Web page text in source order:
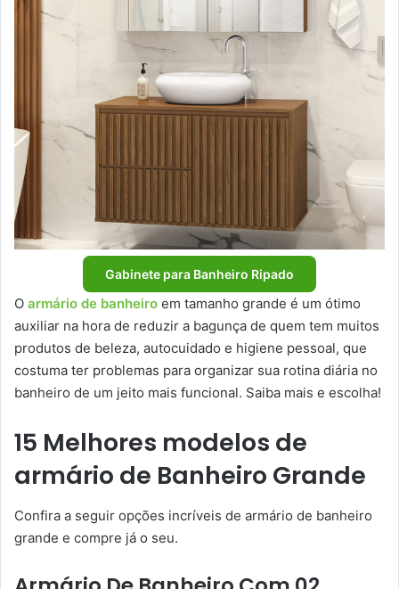
Gabinete para Banheiro Ripado
O armário de banheiro em tamanho grande é um ótimo
auxiliar na hora de reduzir a bagunça de quem tem muitos
produtos de beleza, autocuidado e higiene pessoal, que
costuma ter problemas para organizar sua rotina diária no
banheiro de um jeito mais funcional. Saiba mais e escolha!
15 Melhores modelos de
armário de Banheiro Grande
Confira a seguir opções incríveis de armário de banheiro
grande e compre já o seu.